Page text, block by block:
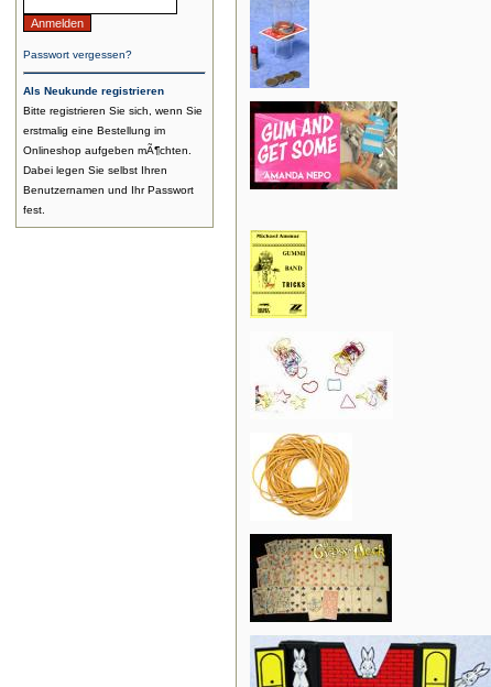
Passwort vergessen?
Als Neukunde registrieren
Bitte registrieren Sie sich, wenn Sie
erstmalig eine Bestellung im
Onlineshop aufgeben mÃ¶chten.
Dabei legen Sie selbst Ihren
Benutzernamen und Ihr Passwort
fest.